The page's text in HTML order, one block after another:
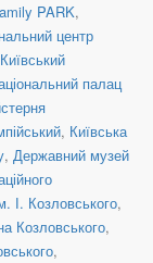
PARK,
центр
Київський
палац
, Київська
, Державний музей
І. Козловського,
Козловського,
,